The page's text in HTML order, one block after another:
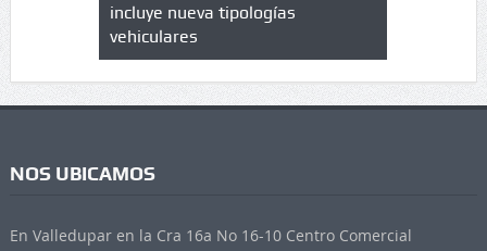
incluye nueva tipologías
vehiculares
NOS UBICAMOS
En Valledupar en la Cra 16a No 16-10 Centro Comercial